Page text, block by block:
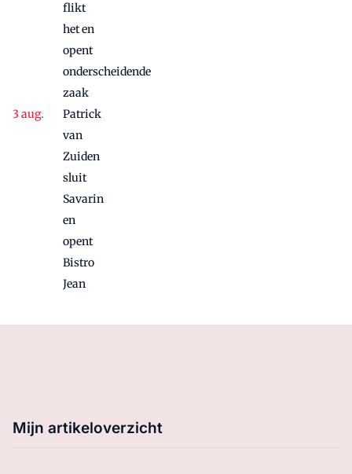
flikt
het en
opent
onderscheidende
zaak
Patrick
van
Zuiden
sluit
Savarin
en
opent
Bistro
Jean
Mijn artikeloverzicht